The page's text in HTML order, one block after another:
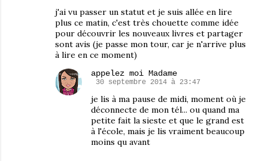
j'ai vu passer un statut et je suis allée en lire
plus ce matin, c'est très chouette comme idée
pour découvrir les nouveaux livres et partager
sont avis (je passe mon tour, car je n'arrive plus
à lire en ce moment)
appelez moi Madame
30 septembre 2014 à 23:47
je lis à ma pause de midi, moment où je
déconnecte de mon tél... ou quand ma
petite fait la sieste et que le grand est
à l'école, mais je lis vraiment beaucoup
moins qu avant